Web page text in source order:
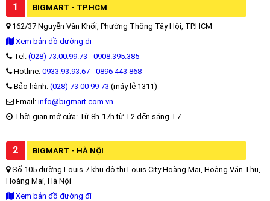
1 BIGMART - TP.HCM
162/37 Nguyễn Văn Khối, Phường Thông Tây Hội, TP.HCM
Xem bản đồ đường đi
Tel: (028) 73.00.99.73 - 0908.395.385
Hotline: 0933.93.93.67 - 0896 443 868
Bảo hành: (028) 73 00 99 73 (máy lẻ 1311)
Email: info@bigmart.com.vn
Thời gian mở cửa: Từ 8h-17h từ T2 đến sáng T7
2 BIGMART - HÀ NỘI
Số 105 đường Louis 7 khu đô thị Louis City Hoàng Mai, Hoàng Văn Thụ,
Hoàng Mai, Hà Nội
Xem bản đồ đường đi